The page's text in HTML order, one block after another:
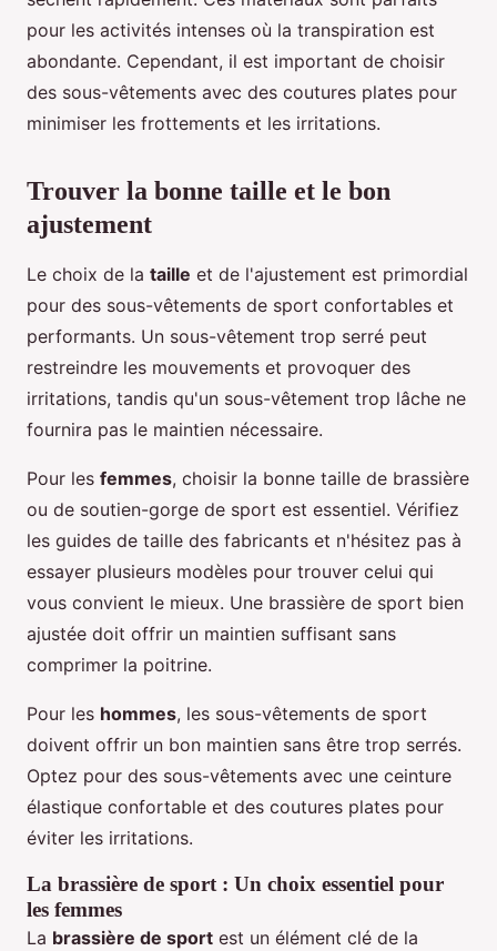
pour les activités intenses où la transpiration est
abondante. Cependant, il est important de choisir
des sous-vêtements avec des coutures plates pour
minimiser les frottements et les irritations.
Trouver la bonne taille et le bon
ajustement
Le choix de la taille et de l'ajustement est primordial
pour des sous-vêtements de sport confortables et
performants. Un sous-vêtement trop serré peut
restreindre les mouvements et provoquer des
irritations, tandis qu'un sous-vêtement trop lâche ne
fournira pas le maintien nécessaire.
Pour les femmes, choisir la bonne taille de brassière
ou de soutien-gorge de sport est essentiel. Vérifiez
les guides de taille des fabricants et n'hésitez pas à
essayer plusieurs modèles pour trouver celui qui
vous convient le mieux. Une brassière de sport bien
ajustée doit offrir un maintien suffisant sans
comprimer la poitrine.
Pour les hommes, les sous-vêtements de sport
doivent offrir un bon maintien sans être trop serrés.
Optez pour des sous-vêtements avec une ceinture
élastique confortable et des coutures plates pour
éviter les irritations.
La brassière de sport : Un choix essentiel pour
les femmes
La brassière de sport est un élément clé de la